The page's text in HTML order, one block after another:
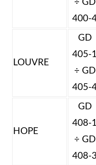
÷ GD
400-
LOUVRE
GD
405-1
÷ GD
405-
HOPE
GD
408-1
÷ GD
408-3